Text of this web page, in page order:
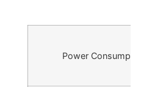
Power Consumption